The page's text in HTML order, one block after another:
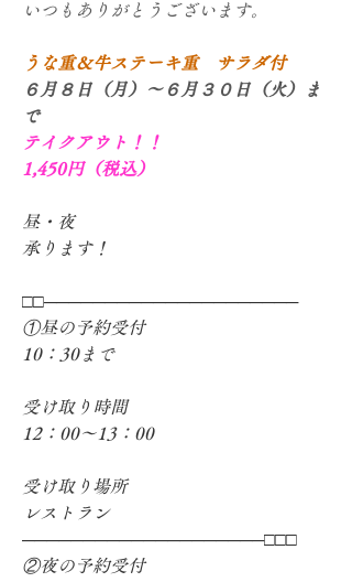
いつもありがとうございます。
うな重＆牛ステーキ重　サラダ付
６月８日（月）～６月３０日（火）ま
で
テイクアウト！！
1,450円（税込）
昼・夜
承ります！
□□─────────────────────
①昼の予約受付
10：30まで
受け取り時間
12：00～13：00
受け取り場所
レストラン
────────────────────□□□
②夜の予約受付